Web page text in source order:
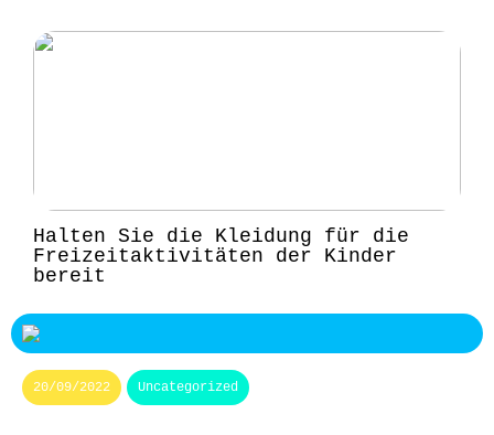
Halten Sie die Kleidung für die
Freizeitaktivitäten der Kinder
bereit
20/09/2022 Uncategorized